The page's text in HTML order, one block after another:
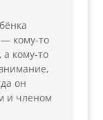
кому-то
кому-то
он
и членом